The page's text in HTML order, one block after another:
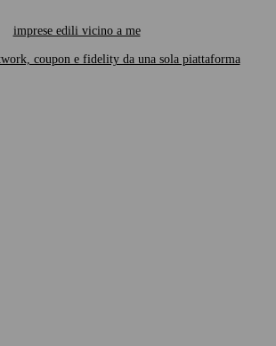
imprese edili vicino a me
coupon e fidelity da una sola piattaforma